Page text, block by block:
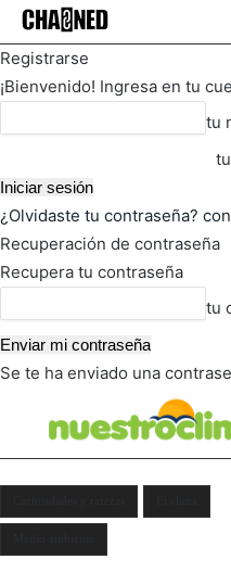
Registrarse
¡Bienvenido! Ingresa en tu
tu
¿Olvidaste tu contraseña?
Recuperación de contraseña
Recupera tu contraseña
tu
Se te ha enviado una